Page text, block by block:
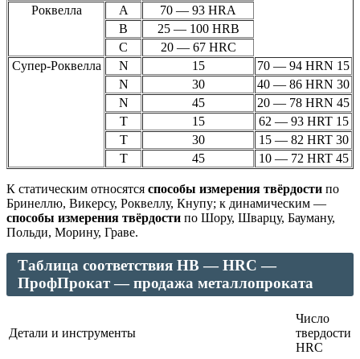
Роквелла
А
70 — 93 HRA
В
25 — 100 HRB
С
20 — 67 HRC
Супер-Роквелла
N 15
70 — 94 HRN 15
N
30
40 — 86 HRN 30
N
45
20 — 78 HRN 45
Т
15
62 — 93 HRT 15
Т
30
15 — 82 HRT 30
T
45 10 — 72 HRT 45
К статическим относятся способы измерения твёрдости по
Бринеллю, Викерсу, Роквеллу, Кнупу; к динамическим —
способы измерения твёрдости по Шору, Шварцу, Бауману,
Польди, Морину, Граве.
Таблица соответствия HB — HRC —
ПрофПрокат — продажа металлопроката
Детали и инструменты
Число
твердости
HRC